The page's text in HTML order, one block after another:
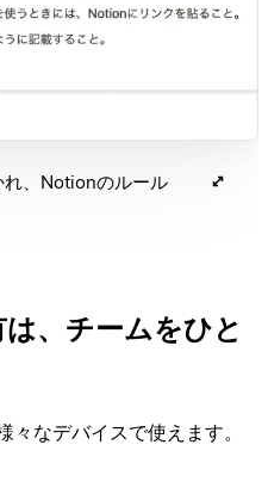
れ、Notionのルール
、チームをひと
なデバイスで使えます。